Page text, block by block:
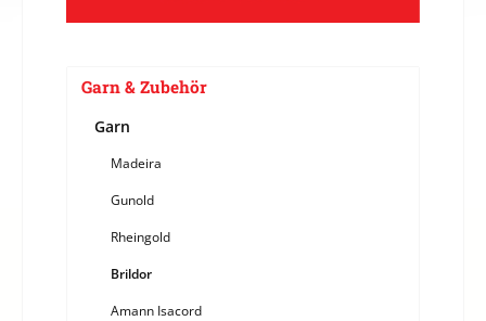
Garn & Zubehör
Garn
Madeira
Gunold
Rheingold
Brildor
Amann Isacord